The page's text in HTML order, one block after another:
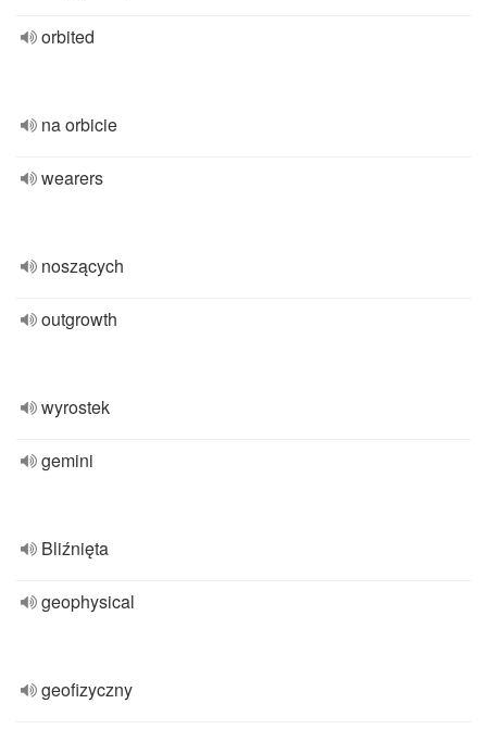
orbited
na orbicie
wearers
noszących
outgrowth
wyrostek
gemini
Bliźnięta
geophysical
geofizyczny